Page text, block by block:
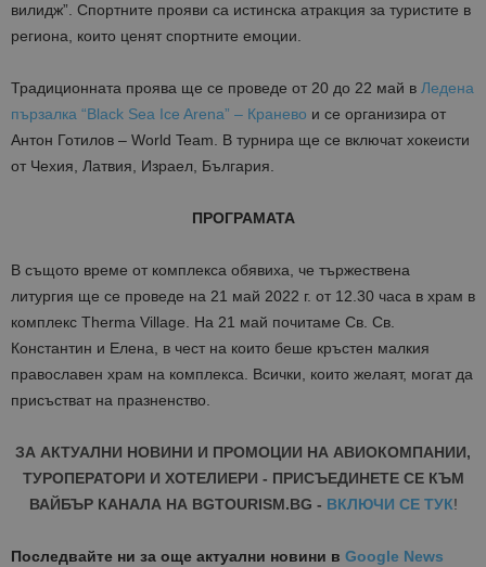
вилидж”. Спортните прояви са истинска атракция за туристите в
региона, които ценят спортните емоции.
Традиционната проява ще се проведе от 20 до 22 май в Ледена
пързалка “Black Sea Ice Arena” – Кранево и се организира от
Антон Готилов – World Team. В турнира ще се включат хокеисти
от Чехия, Латвия, Израел, България.
ПРОГРАМАТА
В същото време от комплекса обявиха, че тържествена
литургия ще се проведе на 21 май 2022 г. от 12.30 часа в храм в
комплекс Therma Village. На 21 май почитаме Св. Св.
Константин и Елена, в чест на които беше кръстен малкия
православен храм на комплекса. Всички, които желаят, могат да
присъстват на празненство.
ЗА АКТУАЛНИ НОВИНИ И ПРОМОЦИИ НА АВИОКОМПАНИИ,
ТУРОПЕРАТОРИ И ХОТЕЛИЕРИ - ПРИСЪЕДИНЕТЕ СЕ КЪМ
ВАЙБЪР КАНАЛА НА BGTOURISM.BG - ВКЛЮЧИ СЕ ТУК!
Последвайте ни за още актуални новини в Google News